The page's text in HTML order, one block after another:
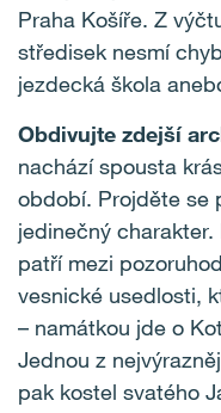
Praha Košíře. Z
středisek nesmí
jezdecká škola
Obdivujte zdejší
nachází spousta
období. Projděte se
jedinečný
patří mezi
vesnické usedlosti,
– namátkou jde o
Jednou z
pak kostel svatého